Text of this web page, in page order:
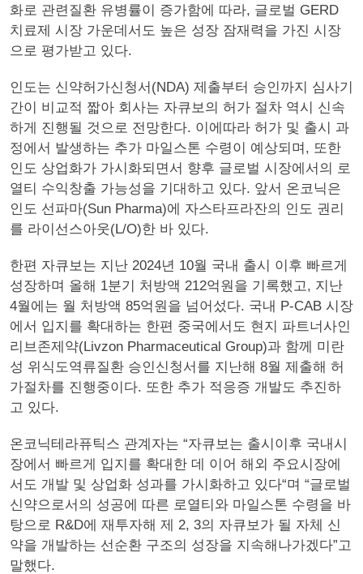
화로 관련질환 유병률이 증가함에 따라, 글로벌 GERD
치료제 시장 가운데서도 높은 성장 잠재력을 가진 시장
으로 평가받고 있다.
인도는 신약허가신청서(NDA) 제출부터 승인까지 심사기
간이 비교적 짧아 회사는 자큐보의 허가 절차 역시 신속
하게 진행될 것으로 전망한다. 이에따라 허가 및 출시 과
정에서 발생하는 추가 마일스톤 수령이 예상되며, 또한
인도 상업화가 가시화되면서 향후 글로벌 시장에서의 로
열티 수익창출 가능성을 기대하고 있다. 앞서 온코닉은
인도 선파마(Sun Pharma)에 자스타프라잔의 인도 권리
를 라이선스아웃(L/O)한 바 있다.
한편 자큐보는 지난 2024년 10월 국내 출시 이후 빠르게
성장하며 올해 1분기 처방액 212억원을 기록했고, 지난
4월에는 월 처방액 85억원을 넘어섰다. 국내 P-CAB 시장
에서 입지를 확대하는 한편 중국에서도 현지 파트너사인
리브존제약(Livzon Pharmaceutical Group)과 함께 미란
성 위식도역류질환 승인신청서를 지난해 8월 제출해 허
가절차를 진행중이다. 또한 추가 적응증 개발도 추진하
고 있다.
온코닉테라퓨틱스 관계자는 “자큐보는 출시이후 국내시
장에서 빠르게 입지를 확대한 데 이어 해외 주요시장에
서도 개발 및 상업화 성과를 가시화하고 있다“며 “글로벌
신약으로서의 성공에 따른 로열티와 마일스톤 수령을 바
탕으로 R&D에 재투자해 제 2, 3의 자큐보가 될 자체 신
약을 개발하는 선순환 구조의 성장을 지속해나가겠다”고
말했다.